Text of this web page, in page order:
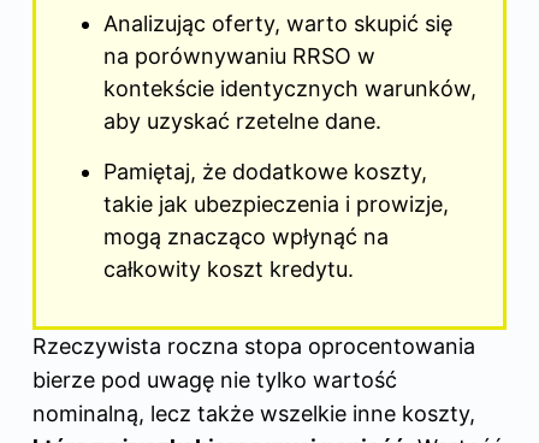
Analizując oferty, warto skupić się
na porównywaniu RRSO w
kontekście identycznych warunków,
aby uzyskać rzetelne dane.
Pamiętaj, że dodatkowe koszty,
takie jak ubezpieczenia i prowizje,
mogą znacząco wpłynąć na
całkowity koszt kredytu.
Rzeczywista roczna stopa oprocentowania
bierze pod uwagę nie tylko wartość
nominalną, lecz także wszelkie inne koszty,